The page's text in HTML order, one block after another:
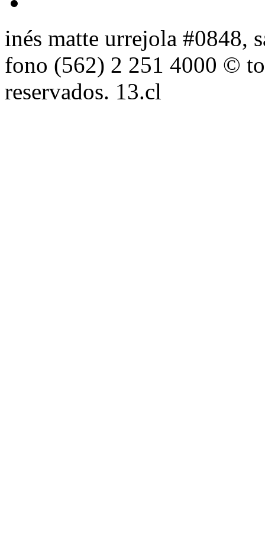
inés matte urrejola #0848,
fono (562) 2 251 4000 ©
reservados. 13.cl